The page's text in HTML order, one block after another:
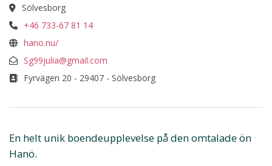
Sölvesborg
+46 733-67 81 14
hano.nu/
Sg99julia@gmail.com
Fyrvägen 20 - 29407 - Sölvesborg
En helt unik boendeupplevelse på den omtalade ön
Hanö.